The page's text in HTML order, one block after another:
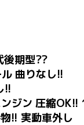
後期型??
曲りなし!!
!!
ジン 圧縮
!! 実動車外し